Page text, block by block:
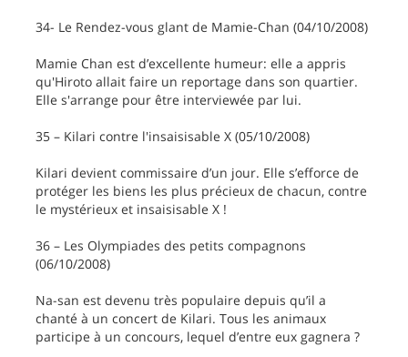
34- Le Rendez-vous glant de Mamie-Chan (04/10/2008)
Mamie Chan est d’excellente humeur: elle a appris
qu'Hiroto allait faire un reportage dans son quartier.
Elle s'arrange pour être interviewée par lui.
35 – Kilari contre l'insaisisable X (05/10/2008)
Kilari devient commissaire d’un jour. Elle s’efforce de
protéger les biens les plus précieux de chacun, contre
le mystérieux et insaisisable X !
36 – Les Olympiades des petits compagnons
(06/10/2008)
Na-san est devenu très populaire depuis qu’il a
chanté à un concert de Kilari. Tous les animaux
participe à un concours, lequel d’entre eux gagnera ?